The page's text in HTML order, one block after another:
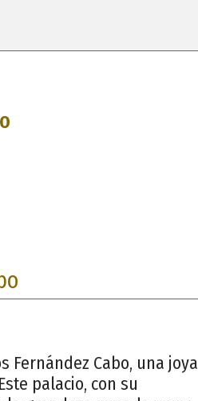
Fernández Cabo, una joya
palacio, con su